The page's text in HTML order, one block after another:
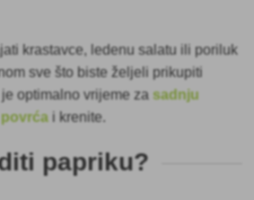
krastavce, ledenu salatu ili poriluk
sve što biste željeli prikupiti
optimalno vrijeme zasadnju
i krenite.
papriku?